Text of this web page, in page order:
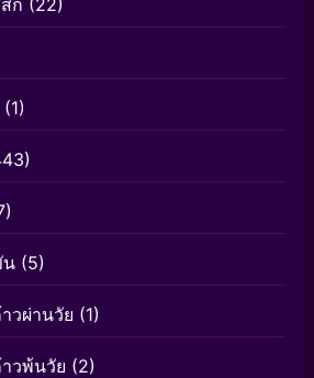
(1)
น (5)
วผ่านวัย (1)
วพ้นวัย (2)